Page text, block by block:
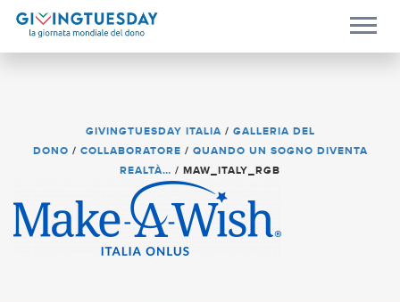
GIVINGTUESDAY ITALIA / GALLERIA DEL
DONO / COLLABORATORE / QUANDO UN SOGNO DIVENTA
REALTÀ… / MAW_ITALY_RGB